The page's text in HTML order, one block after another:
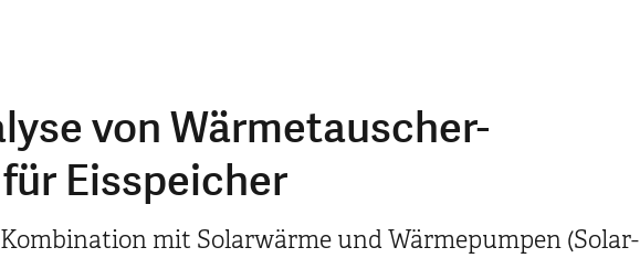
von Wärmetauscher-
Eisspeicher
mit Solarwärme und Wärmepumpen (Solar-